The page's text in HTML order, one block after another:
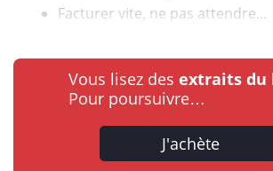
Facturer vite, ne pas attendre...
Vous lisez des extraits du
Pour poursuivre…
J'achète